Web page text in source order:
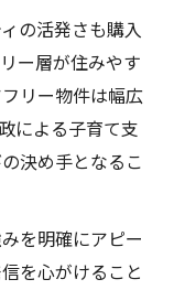
の活発さも購入
ー層が住みやす
リー物件は幅広
による子育て支
決め手となるこ
を明確にアピー
を心がけること